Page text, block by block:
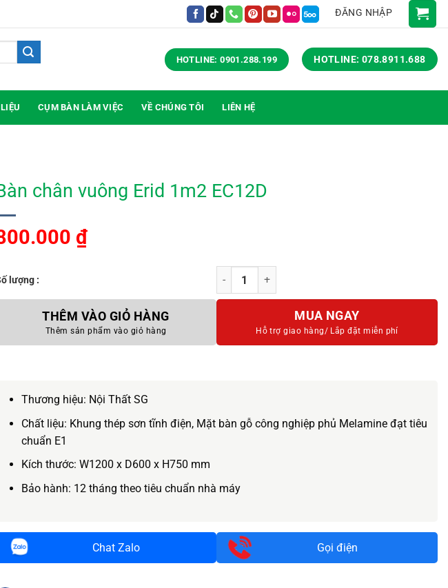
ĐĂNG NHẬP
HOTLINE: 0901.288.199 HOTLINE: 078.8911.688
CỤM BÀN LÀM VIỆC VỀ CHÚNG TÔI LIÊN HỆ
chân vuông Erid 1m2 EC12D
₫
lượng :
Bàn chân vuông Erid 1m2 EC12D số lượng
THÊM VÀO GIỎ HÀNG
Thêm sản phẩm vào giỏ hàng
MUA NGAY
Hỗ trợ giao hàng/ Lắp đặt miễn phí
Thương hiệu: Nội Thất SG
Chất liệu: Khung thép sơn tĩnh điện, Mặt bàn gỗ công nghiệp phủ Melamine đạt tiêu
chuẩn E1
Kích thước: W1200 x D600 x H750 mm
Bảo hành: 12 tháng theo tiêu chuẩn nhà máy
Chat Zalo Gọi điện